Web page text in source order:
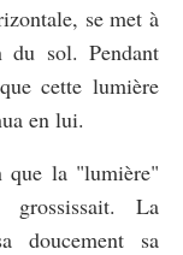
se met à
du sol. Pendant
cette lumière
en lui.
que la "lumière"
La
doucement sa